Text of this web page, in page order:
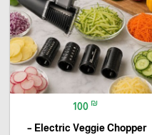
100 ₪
Electric Veggie Chopper –